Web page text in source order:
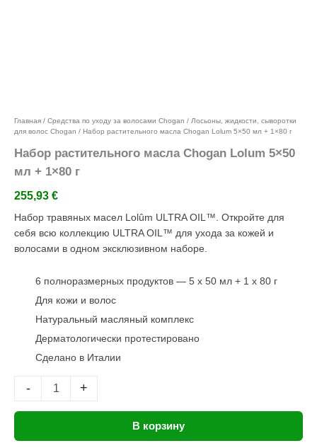
Главная / Средства по уходу за волосами Chogan / Лосьоны, жидкости, сыворотки
для волос Chogan / Набор растительного масла Chogan Lolum 5×50 мл + 1×80 г
Набор растительного масла Chogan Lolum 5×50
мл + 1×80 г
255,93 €
Набор травяных масел Lolûm ULTRA OIL™. Откройте для
себя всю коллекцию ULTRA OIL™ для ухода за кожей и
волосами в одном эксклюзивном наборе.
6 полноразмерных продуктов — 5 x 50 мл + 1 x 80 г
Для кожи и волос
Натуральный масляный комплекс
Дерматологически протестировано
Сделано в Италии
- +
В корзину